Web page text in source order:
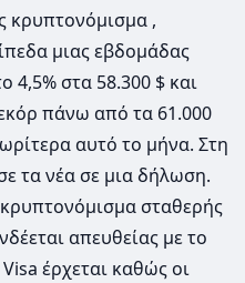
κρυπτονόμισμα ,
μιας εβδομάδας
4,5% στα 58.300 $ και
πάνω από τα 61.000
αυτό το μήνα. Στη
τα νέα σε μια δήλωση.
κρυπτονόμισμα σταθερής
απευθείας με το
έρχεται καθώς οι